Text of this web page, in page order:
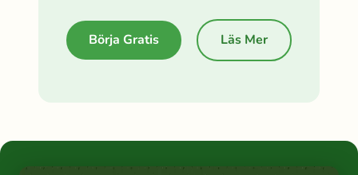
Börja Gratis Läs Mer